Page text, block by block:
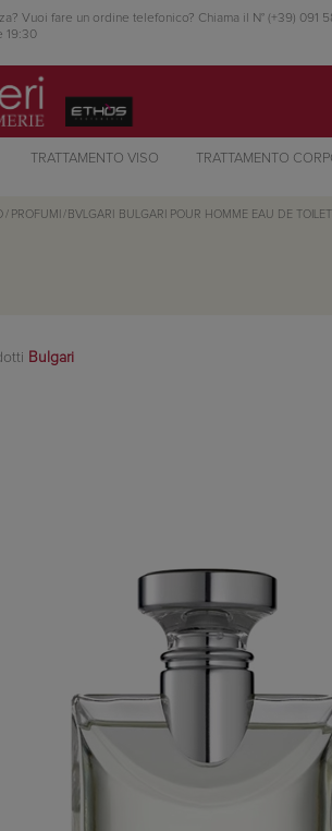
Vuoi fare un ordine telefonico? Chiama il N° (+39) 091
19:30
TRATTAMENTO VISO TRATTAMENTO
/ PROFUMI / BVLGARI BULGARI POUR HOMME EAU DE
Bulgari